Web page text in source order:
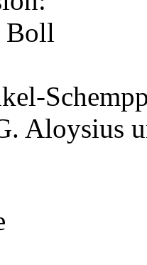
Boll
Aloysius